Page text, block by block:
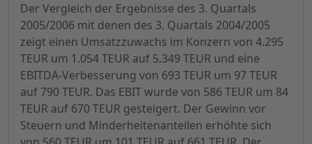
Der Vergleich der Ergebnisse des 3. Quartals
2005/2006 mit denen des 3. Quartals 2004/2005
zeigt einen Umsatzzuwachs im Konzern von 4.295
TEUR um 1.054 TEUR auf 5.349 TEUR und eine
EBITDA-Verbesserung von 693 TEUR um 97 TEUR
auf 790 TEUR. Das EBIT wurde von 586 TEUR um 84
TEUR auf 670 TEUR gesteigert. Der Gewinn vor
Steuern und Minderheitenanteilen erhöhte sich